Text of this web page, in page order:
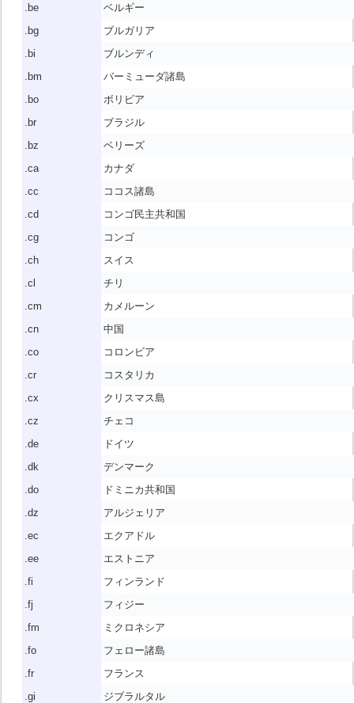
.be
ベルギー
.bg
ブルガリア
.bi
ブルンディ
.bm
バーミューダ諸島
.bo
ボリビア
.br
ブラジル
.bz
ベリーズ
.ca
カナダ
.cc
ココス諸島
.cd
コンゴ民主共和国
.cg
コンゴ
.ch
スイス
.cl
チリ
.cm
カメルーン
.cn
中国
.co
コロンビア
.cr
コスタリカ
.cx
クリスマス島
.cz
チェコ
.de
ドイツ
.dk
デンマーク
.do
ドミニカ共和国
.dz
アルジェリア
.ec
エクアドル
.ee
エストニア
.fi
フィンランド
.fj
フィジー
.fm
ミクロネシア
.fo
フェロー諸島
.fr
フランス
.gi
ジブラルタル